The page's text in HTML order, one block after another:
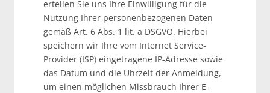
erteilen Sie uns Ihre Einwilligung für die
Nutzung Ihrer personenbezogenen Daten
gemäß Art. 6 Abs. 1 lit. a DSGVO. Hierbei
speichern wir Ihre vom Internet Service-
Provider (ISP) eingetragene IP-Adresse sowie
das Datum und die Uhrzeit der Anmeldung,
um einen möglichen Missbrauch Ihrer E-